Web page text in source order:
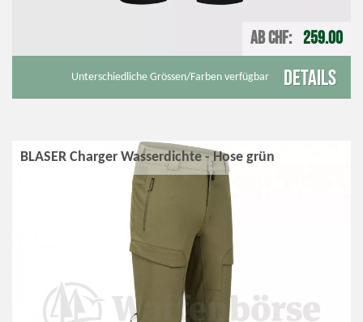
AB CHF 259.00
Unterschiedliche Grössen/Farben verfügbar Details
BLASER Charger Wasserdichte - Hose grün